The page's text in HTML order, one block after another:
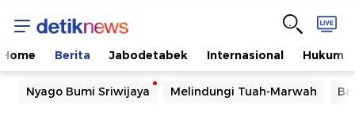
Home Berita Jabodetabek Internasional Hukum
Nyago Bumi Sriwijaya Melindungi Tuah-Marwah